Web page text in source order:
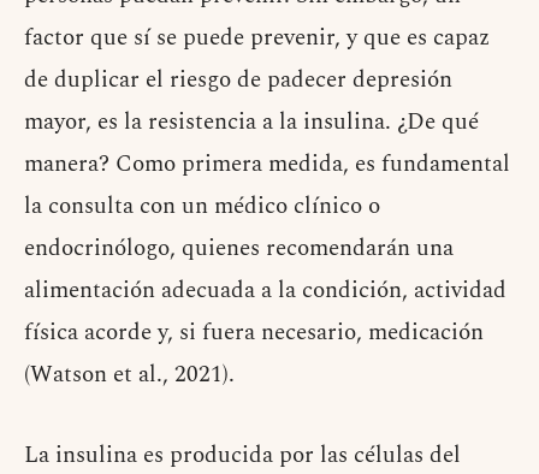
factor que sí se puede prevenir, y que es capaz
de duplicar el riesgo de padecer depresión
mayor, es la resistencia a la insulina. ¿De qué
manera? Como primera medida, es fundamental
la consulta con un médico clínico o
endocrinólogo, quienes recomendarán una
alimentación adecuada a la condición, actividad
física acorde y, si fuera necesario, medicación
(Watson et al., 2021).
La insulina es producida por las células del